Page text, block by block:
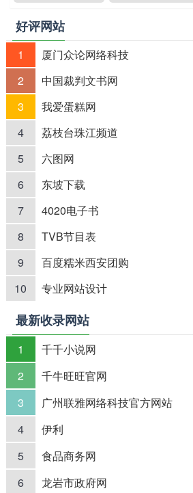
好评网站
1 厦门众论网络科技
2
中国裁判文书网
3
我爱蛋糕网
4
荔枝台珠江频道
5
六图网
6
东坡下载
7
4020电子书
8
TVB节目表
9
百度糯米西安团购
10
专业网站设计
最新收录网站
1
千千小说网
2
千牛旺旺官网
3
广州联雅网络科技官方网站
4
伊利
5
食品商务网
6
龙岩市政府网